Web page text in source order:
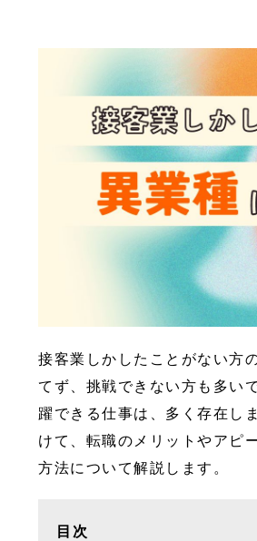
接客業しかしたことがない方
てず、挑戦できない方も多い
躍できる仕事は、多く存在し
けて、転職のメリットやアピ
方法について解説します。
目次